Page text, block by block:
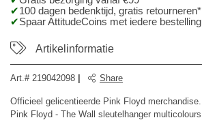
100 dagen bedenktijd, gratis retourneren*
Spaar AttitudeCoins met iedere bestelling
Artikelinformatie
Art.# 219042098 Share
Officieel gelicentieerde Pink Floyd merchandise.
Pink Floyd - The Wall sleutelhanger multicolours